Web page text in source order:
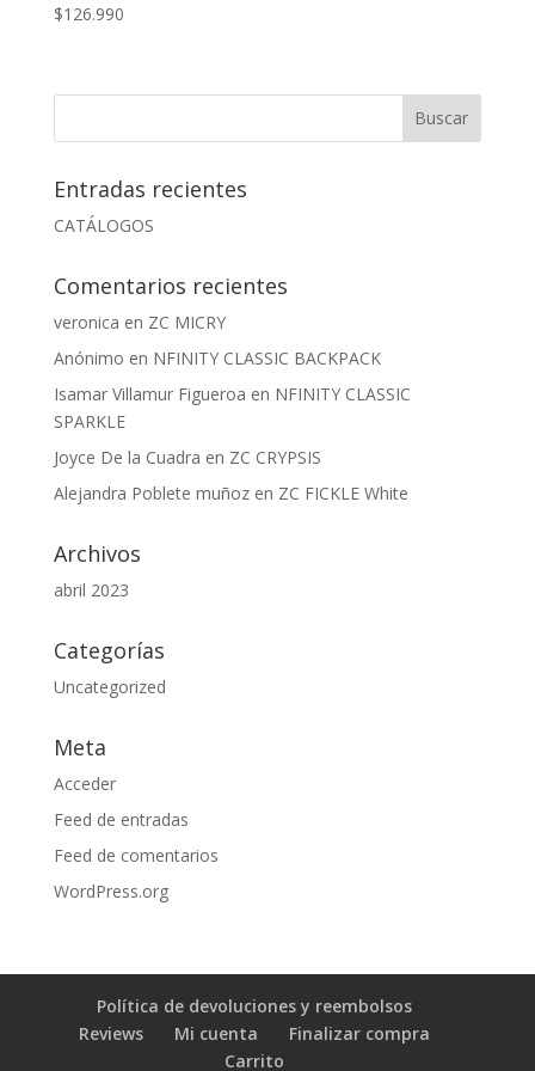
$126.990
Entradas recientes
CATÁLOGOS
Comentarios recientes
veronica en ZC MICRY
Anónimo en NFINITY CLASSIC BACKPACK
Isamar Villamur Figueroa en NFINITY CLASSIC
SPARKLE
Joyce De la Cuadra en ZC CRYPSIS
Alejandra Poblete muñozen ZC FICKLE White
Archivos
abril 2023
Categorías
Uncategorized
Meta
Acceder
Feed de entradas
Feed de comentarios
WordPress.org
Política de devoluciones y reembolsos
Reviews
Mi cuenta
Finalizar compra
Carrito